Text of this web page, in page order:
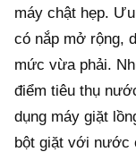
máy chật hẹp.
có nắp mở rộng,
mức vừa phải.
điểm tiêu thụ
dụng máy giặt
bột giặt với nước